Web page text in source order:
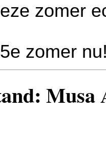
zomer
zomer